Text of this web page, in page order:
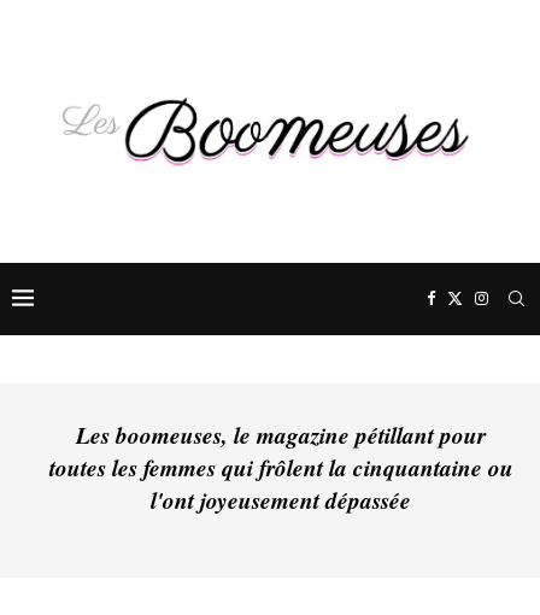
Les boomeuses, le magazine pétillant pour
toutes les femmes qui frôlent la cinquantaine ou
l'ont joyeusement dépassée